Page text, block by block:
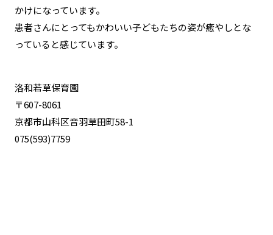
かけになっています。
患者さんにとってもかわいい子どもたちの姿が癒やしとな
っていると感じています。
洛和若草保育園
〒607-8061
京都市山科区音羽草田町58-1
075(593)7759